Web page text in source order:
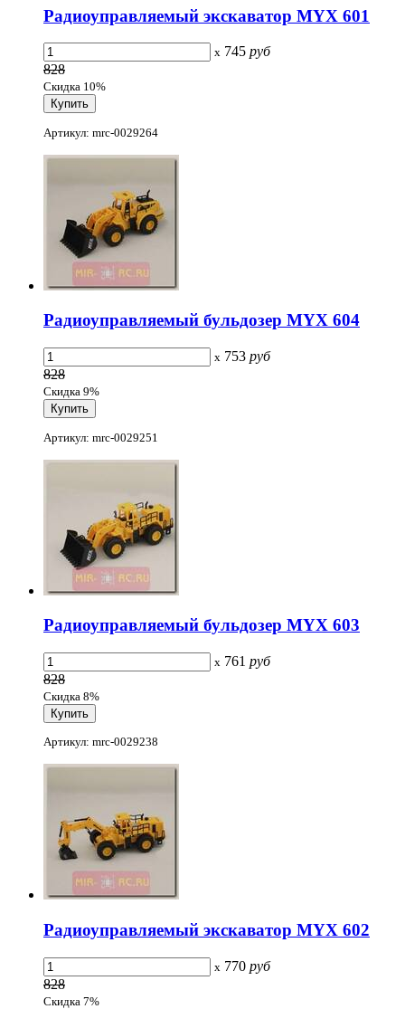
Радиоуправляемый экскаватор MYX 601
x 745 руб
828
Скидка 10%
Артикул: mrc-0029264
Радиоуправляемый бульдозер MYX 604
x 753 руб
828
Скидка 9%
Артикул: mrc-0029251
Радиоуправляемый бульдозер MYX 603
x 761 руб
828
Скидка 8%
Артикул: mrc-0029238
Радиоуправляемый экскаватор MYX 602
x 770 руб
828
Скидка 7%